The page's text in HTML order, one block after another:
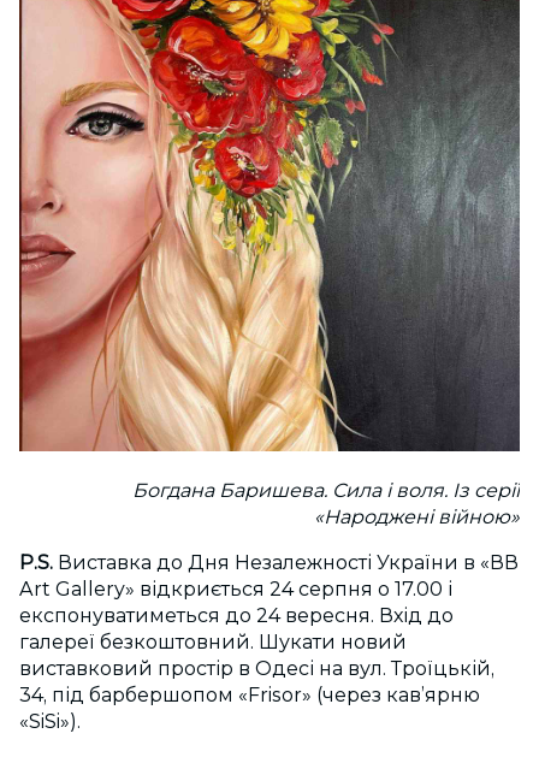
Богдана Баришева. Сила і воля. Із серії
«Народжені війною»
P.S. Виставка до Дня Незалежності України в «ВВ
Art Gallery» відкриється 24 серпня о 17.00 і
експонуватиметься до 24 вересня. Вхід до
галереї безкоштовний. Шукати новий
виставковий простір в Одесі на вул. Троїцькій,
34, під барбершопом «Frisor» (через кав’ярню
«SiSi»).